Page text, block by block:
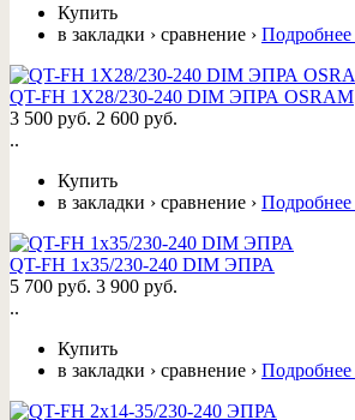
Купить
в закладки › сравнение › Подробнее
QT-FH 1X28/230-240 DIM ЭПРА OSRAM
3 500 руб. 2 600 руб.
..
Купить
в закладки › сравнение › Подробнее
QT-FH 1x35/230-240 DIM ЭПРА
5 700 руб. 3 900 руб.
..
Купить
в закладки › сравнение › Подробнее